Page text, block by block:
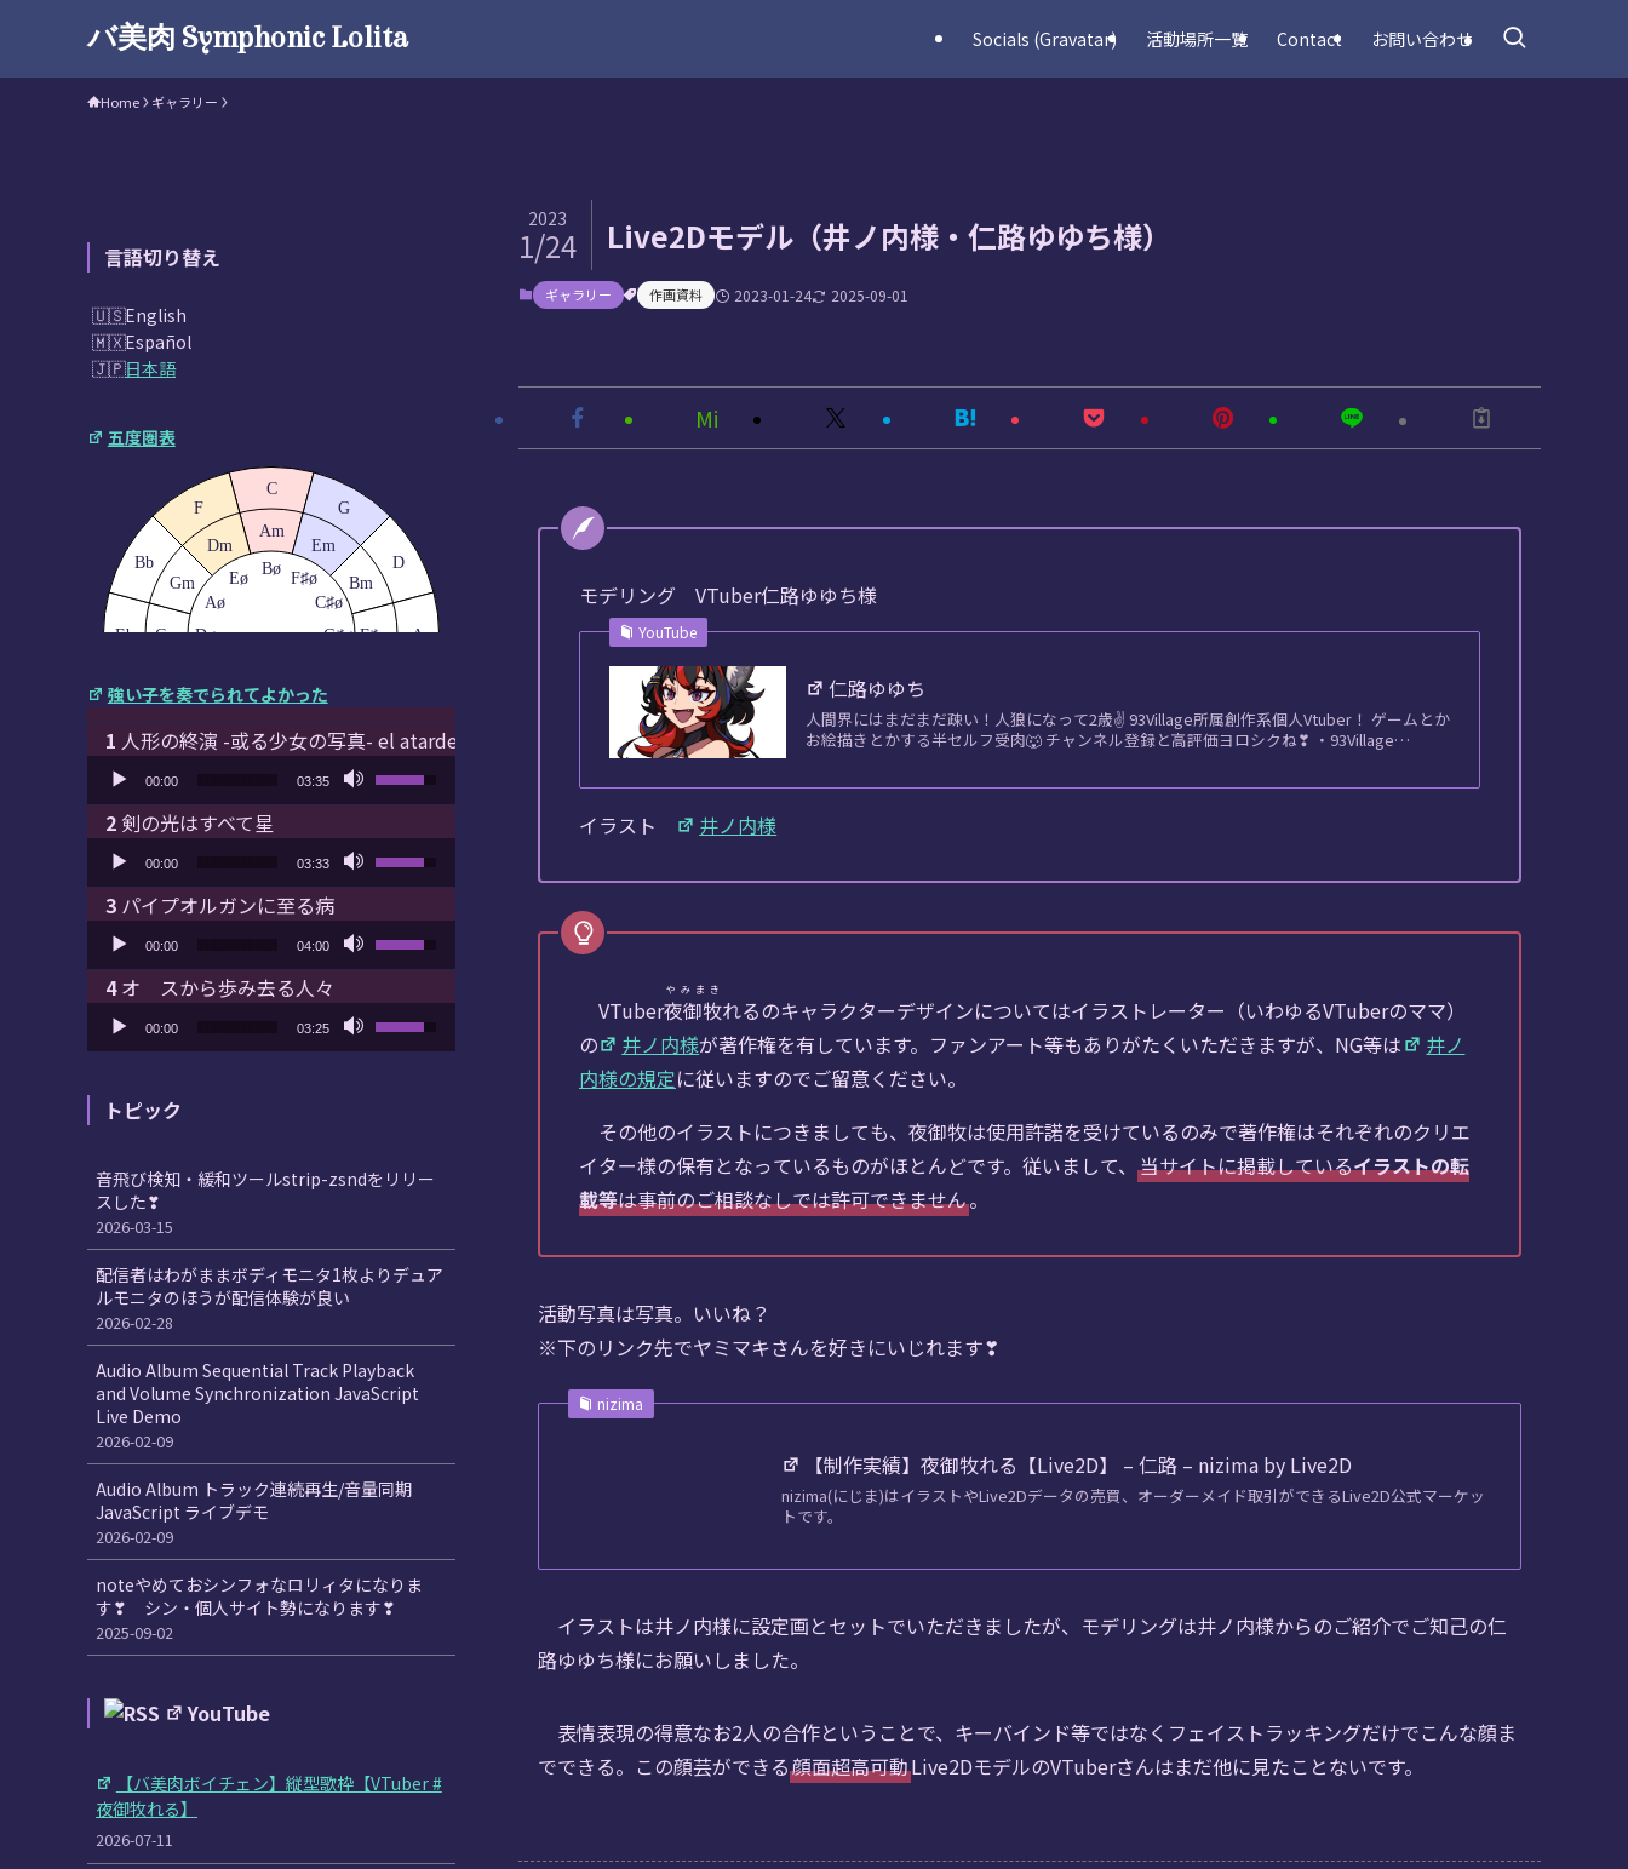
バ美肉 Symphonic Lolita Socials (Gravatar) 活動場所一覧 Contact お問い合わせ
Home ギャラリー
Live2Dモデル（井ノ内様・仁路ゆゆち様）
2023
1/24
ギャラリー 作画資料 2023-01-24 2025-09-01
Mi
モデリング VTuber仁路ゆゆち様
YouTube
仁路ゆゆち
人間界にはまだまだ疎い！人狼になって2歳✌ 93Village所属創作系個人Vtuber！ ゲームとか
お絵描きとかする半セルフ受肉🐺 チャンネル登録と高評価ヨロシクね❣ ・93Village…
イラスト 井ノ内様
VTuber夜御牧
やみまき
れるのキャラクターデザインについてはイラストレーター（いわゆるVTuberのママ）
の
井ノ内様が著作権を有しています。ファンアート等もありがたくいただきますが、NG等は
井ノ
内様の規定に従いますのでご留意ください。
その他のイラストにつきましても、夜御牧は使用許諾を受けているのみで著作権はそれぞれのクリエ
イター様の保有となっているものがほとんどです。従いまして、 当サイトに掲載しているイラストの転
載等は事前のご相談なしでは許可できません。
活動写真は写真。いいね？
※下のリンク先でヤミマキさんを好きにいじれます❣
nizima
【制作実績】夜御牧れる【Live2D】 – 仁路 – nizima by Live2D
nizima(にじま)はイラストやLive2Dデータの売買、オーダーメイド取引ができるLive2D公式マーケッ
トです。
イラストは井ノ内様に設定画とセットでいただきましたが、モデリングは井ノ内様からのご紹介でご知己の仁
路ゆゆち様にお願いしました。
表情表現の得意なお2人の合作ということで、キーバインド等ではなくフェイストラッキングだけでこんな顔ま
でできる。この顔芸ができる顔面超高可動Live2DモデルのVTuberさんはまだ他に見たことないです。
言語切り替え
English
Español
日本語
五度圏表
C
G
D
A
B
Db
Ab
Eb
Bb
F
Am
Em
Bm
F♯m
Ebm/
D♯m
Fm
Cm
Gm
Dm
Bø
F♯ø
C♯ø
G♯ø
A♯ø
Fø
Cø
Dø
Aø
Eø
強い子を奏でられてよかった
人形の終演 -或る少女の写真- el atardecer
音声プレーヤー
00:00 03:35
剣の光はすべて星
音声プレーヤー
00:00 03:33
パイプオルガンに至る病
音声プレーヤー
00:00 04:00
ボリューム調節には上下矢印キーを使ってください。
オ スから歩み去る人々
音声プレーヤー
00:00 03:25
ボリューム調節には上下矢印キーを使ってください。
トピック
音飛び検知・緩和ツールstrip-zsndをリリー
スした❣
2026-03-15
配信者はわがままボディモニタ1枚よりデュア
ルモニタのほうが配信体験が良い
2026-02-28
Audio Album Sequential Track Playback
and Volume Synchronization JavaScript
Live Demo
2026-02-09
Audio Album トラック連続再生/音量同期
JavaScript ライブデモ
2026-02-09
noteやめておシンフォなロリィタになりま
す❣ シン・個人サイト勢になります❣
2025-09-02
YouTube
【バ美肉ボイチェン】縦型歌枠【VTuber #
夜御牧れる】
2026-07-11